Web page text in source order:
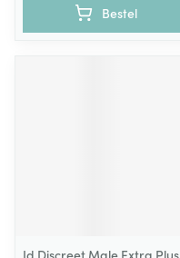
Bestel
Id Discreet Male Extra Plus